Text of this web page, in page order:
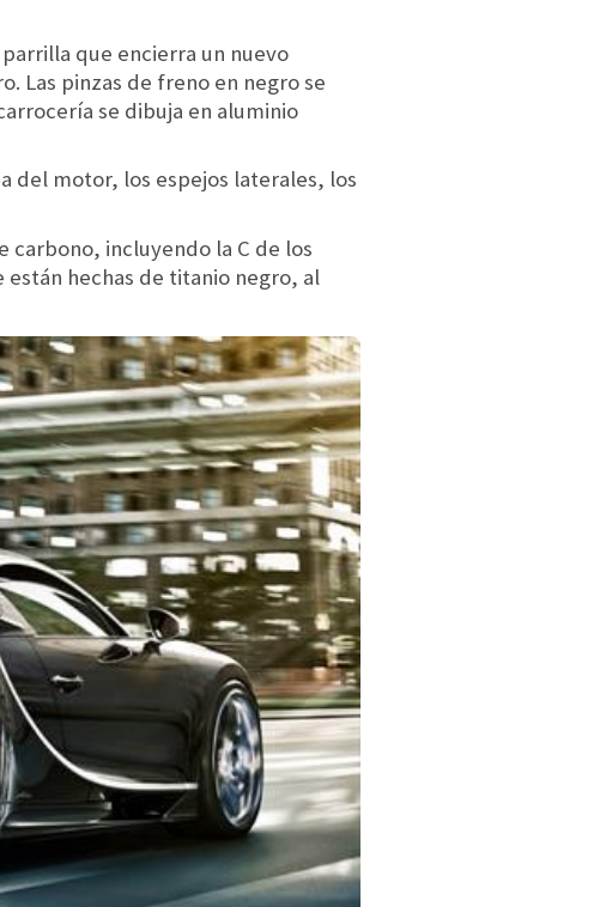
que encierra un nuevo
Las pinzas de freno en negro se
se dibuja en aluminio
del motor, los espejos laterales, los
carbono, incluyendo la C de los
hechas de titanio negro, al